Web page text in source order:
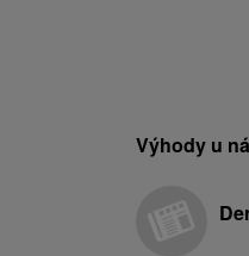
Výhody u